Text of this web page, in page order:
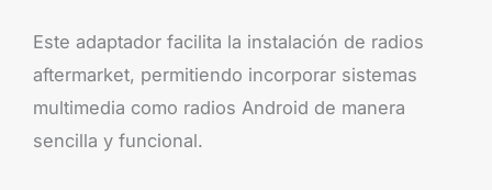
Este adaptador facilita la instalación de radios
aftermarket, permitiendo incorporar sistemas
multimedia como radios Android de manera
sencilla y funcional.